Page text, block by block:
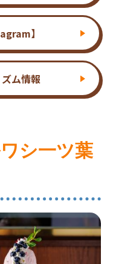
】
ム情報
シ一ツ葉